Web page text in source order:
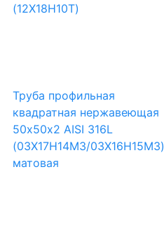
(12Х18Н10Т)
Труба профильная
квадратная нержавеющая
50х50х2 AISI 316L
(03Х17Н14М3/03Х16Н15М3)
матовая